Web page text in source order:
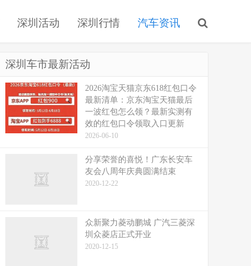
深圳活动 深圳行情 汽车资讯
深圳车市最新活动
2026淘宝天猫京东618红包口令
最新清单：京东淘宝天猫最后
一波红包怎么领？最新实测有
效的红包口令领取入口更新
2026-06-10
分享荣誉的喜悦！广东长安车
友会八周年庆典圆满结束
2020-12-22
众新聚力菱动鹏城 广汽三菱深
圳众菱店正式开业
2020-12-15